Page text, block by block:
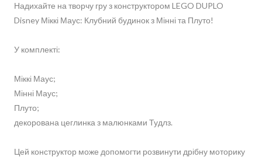
Надихайте на творчу гру з конструктором LEGO DUPLO
Disney Міккі Маус: Клубний будинок з Мінні та Плуто!
У комплекті:
Міккі Маус;
Мінні Маус;
Плуто;
декорована цеглинка з малюнками Тудлз.
Цей конструктор може допомогти розвинути дрібну моторику